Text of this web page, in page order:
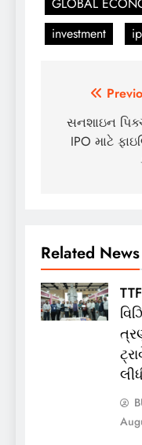
investment
Post
સનશાઇન
IPO માટે
Related News